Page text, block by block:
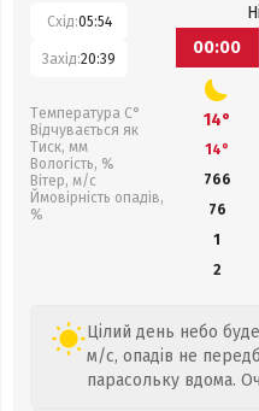
Схід:05:54
Захід:20:39
Температура С°
Відчувається як
Тиск, мм
Вологість, %
Вітер, м/с
Ймовірність опадів,
%
00:00
14°
14°
766
76
1
2
Цілий день небо
м/с, опадів не
парасольку вдома.